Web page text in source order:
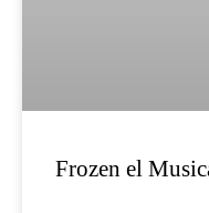
Frozen el